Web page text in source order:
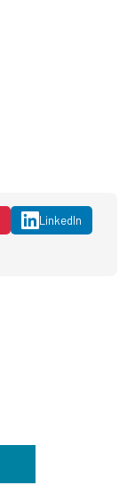
LinkedIn